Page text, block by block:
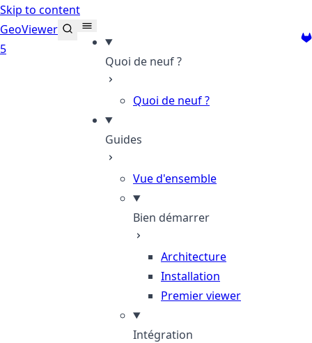
Skip to content
GeoViewer
5
Quoi de neuf ?
Quoi de neuf ?
Guides
Vue d'ensemble
Bien démarrer
Architecture
Installation
Premier viewer
Intégration